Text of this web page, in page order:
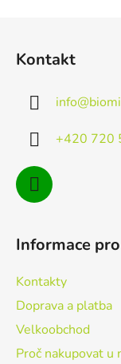
Kontakt
info@
+420 720
Informace
Kontakty
Doprava a platba
Velkoobchod
Proč nakupovat u